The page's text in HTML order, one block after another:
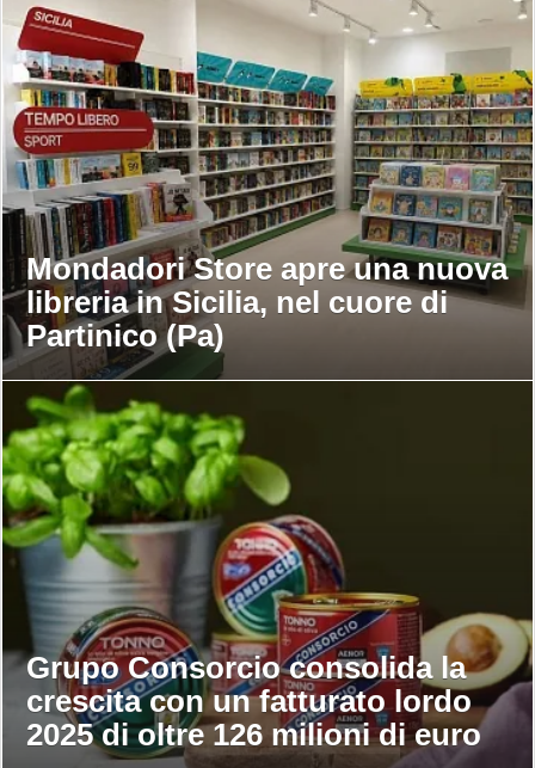
Mondadori Store apre una nuova
libreria in Sicilia, nel cuore di
Partinico (Pa)
Grupo Consorcio consolida la
crescita con un fatturato lordo
2025 di oltre 126 milioni di euro